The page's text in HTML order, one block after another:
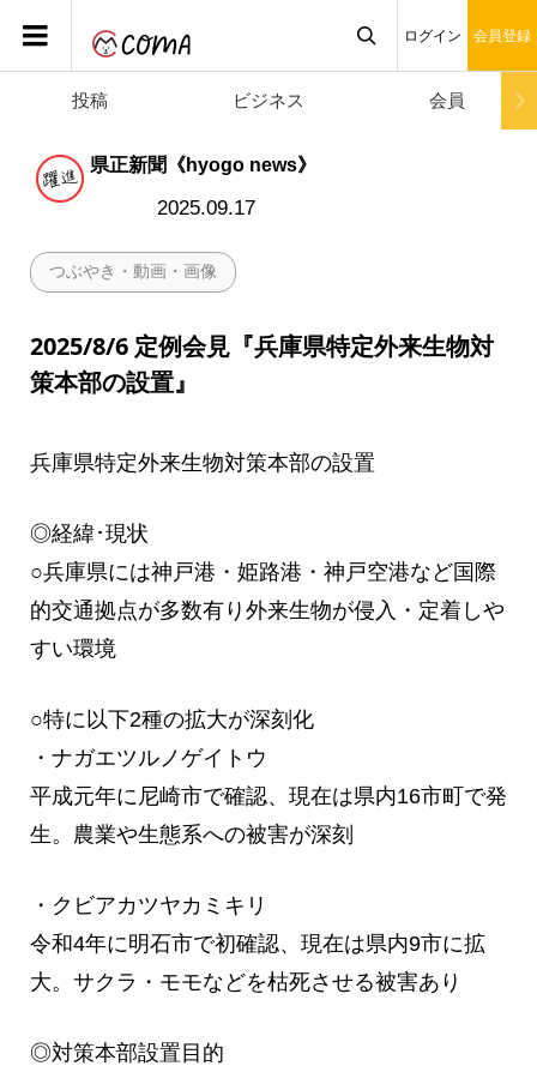
ログイン 会員登録
投稿 ビジネス 会員
県正新聞《hyogo news》
2025.09.17
つぶやき・動画・画像
2025/8/6 定例会見『兵庫県特定外来生物対
策本部の設置』
兵庫県特定外来生物対策本部の設置
◎経緯･現状
○兵庫県には神戸港・姫路港・神戸空港など国際
的交通拠点が多数有り外来生物が侵入・定着しや
すい環境
○特に以下2種の拡大が深刻化
・ナガエツルノゲイトウ
平成元年に尼崎市で確認、現在は県内16市町で発
生。農業や生態系への被害が深刻
・クビアカツヤカミキリ
令和4年に明石市で初確認、現在は県内9市に拡
大。サクラ・モモなどを枯死させる被害あり
◎対策本部設置目的